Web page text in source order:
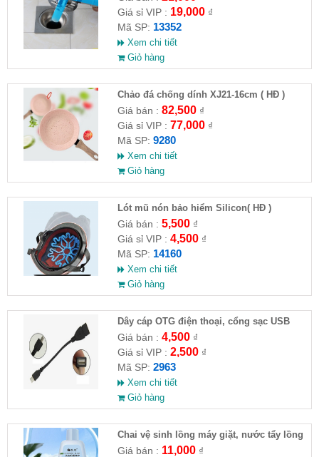
Giá sỉ VIP : 19,000₫
Mã SP: 13352
Xem chi tiết
Giỏ hàng
Chảo đá chống dính XJ21-16cm ( HĐ )
Giá bán : 82,500₫
Giá sỉ VIP : 77,000₫
Mã SP: 9280
Xem chi tiết
Giỏ hàng
Lót mũ nón bảo hiểm Silicon( HĐ )
Giá bán : 5,500₫
Giá sỉ VIP : 4,500₫
Mã SP: 14160
Xem chi tiết
Giỏ hàng
Dây cáp OTG điện thoại, cổng sạc USB
Giá bán : 4,500₫
Giá sỉ VIP : 2,500₫
Mã SP: 2963
Xem chi tiết
Giỏ hàng
Chai vệ sinh lồng máy giặt, nước tẩy lồng
máy giặt CLEANING FLUID
Giá bán : 11,000₫